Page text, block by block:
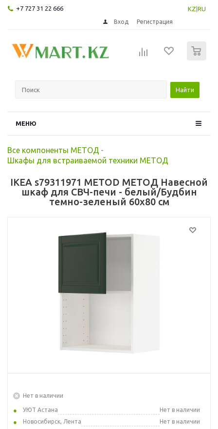
+7 727 31 22 666 KZ RU
Вход Регистрация
Найти
МЕНЮ
Все компоненты МЕТОД -
Шкафы для встраиваемой техники МЕТОД
IKEA s79311971 METOD МЕТОД Навесной
шкаф для СВЧ-печи - белый/Будбин
темно-зеленый 60x80 см
Нет в наличии
УЮТ Астана
Нет в наличии
Новосибирск, Лента
Нет в наличии